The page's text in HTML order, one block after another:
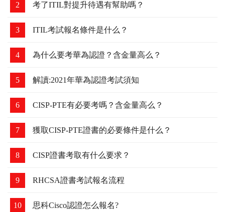
2 考了ITIL對提升待遇有幫助嗎？
3 ITIL考試報名條件是什么？
4 為什么要考華為認證？含金量高么？
5 解讀:2021年華為認證考試須知
6 CISP-PTE有必要考嗎？含金量高么？
7 獲取CISP-PTE證書的必要條件是什么？
8 CISP證書考取有什么要求？
9 RHCSA證書考試報名流程
10 思科Cisco認證怎么報名?